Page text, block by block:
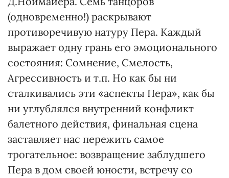
(одновременно!) раскрывают
противоречивую натуру Пера. Каждый
выражает одну грань его эмоционального
состояния: Сомнение, Смелость,
Агрессивность и т.п. Но как бы ни
сталкивались эти «аспекты Пера», как бы
ни углублялся внутренний конфликт
балетного действия, финальная сцена
заставляет нас пережить самое
трогательное: возвращение заблудшего
Пера в дом своей юности, встречу со